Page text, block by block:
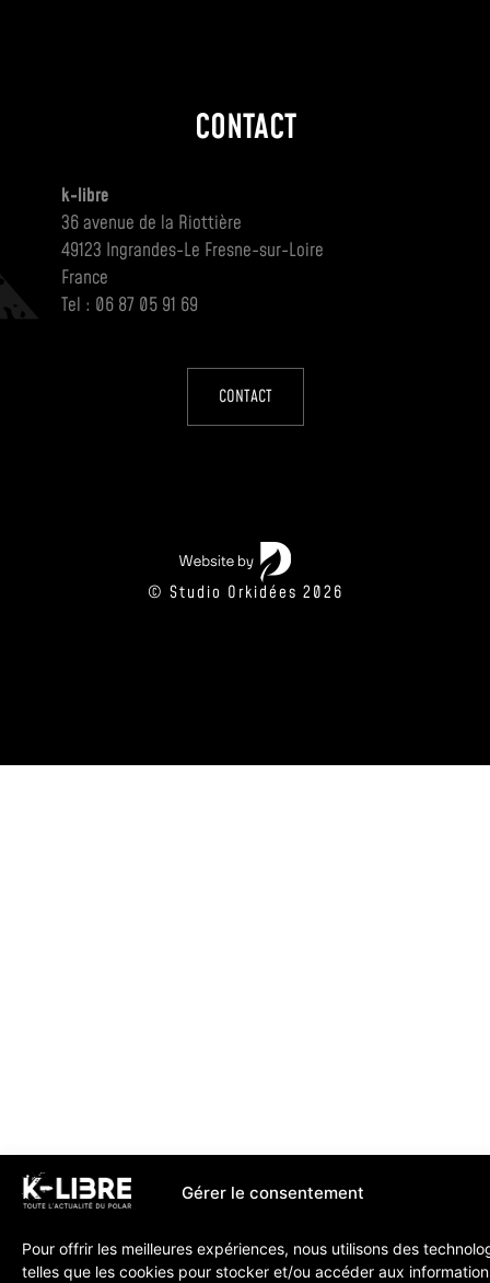
Gérer le consentement
Pour offrir les meilleures expériences, nous utilisons des
telles que les cookies pour stocker et/ou accéder aux
CONTACT
k-libre
36 avenue de la Riottière
49123 Ingrandes-Le Fresne-sur-Loire
France
Tel : 06 87 05 91 69
CONTACT
© Studio Orkidées 2026